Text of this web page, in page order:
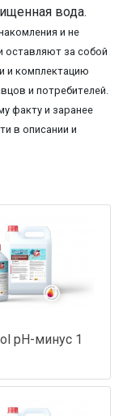
вода.
и не
оставляют за собой
и комплектацию
и потребителей.
факту и заранее
в описании и
pH-минус 1